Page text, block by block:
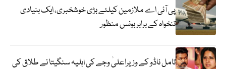
پی آئی اے ملازمین کیلئے بڑی خوشخبری، ایک بنیادی
تنخواہ کے برابر بونس منظور
تامل ناڈو کے وزیراعلیٰ وجے کی اہلیہ سنگیتا نے طلاق کی